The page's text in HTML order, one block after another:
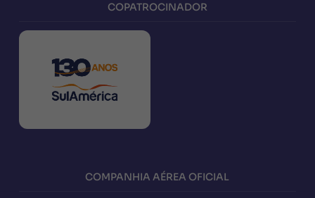
COPATROCINADOR
COMPANHIA AÉREA OFICIAL